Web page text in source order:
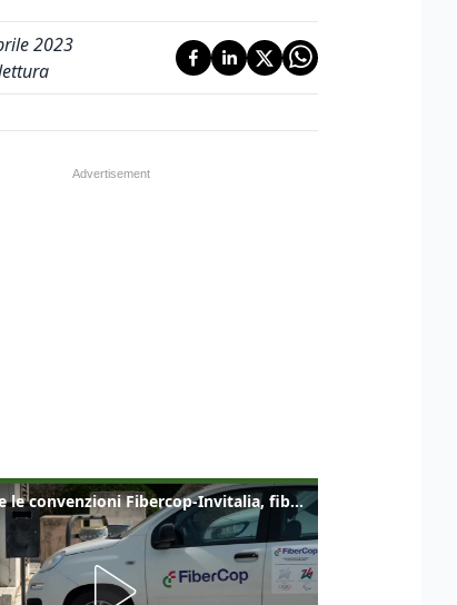
2023
Sottoscritte le convenzioni Fibercop-Invitalia, fibra ottica per 477 mila civici